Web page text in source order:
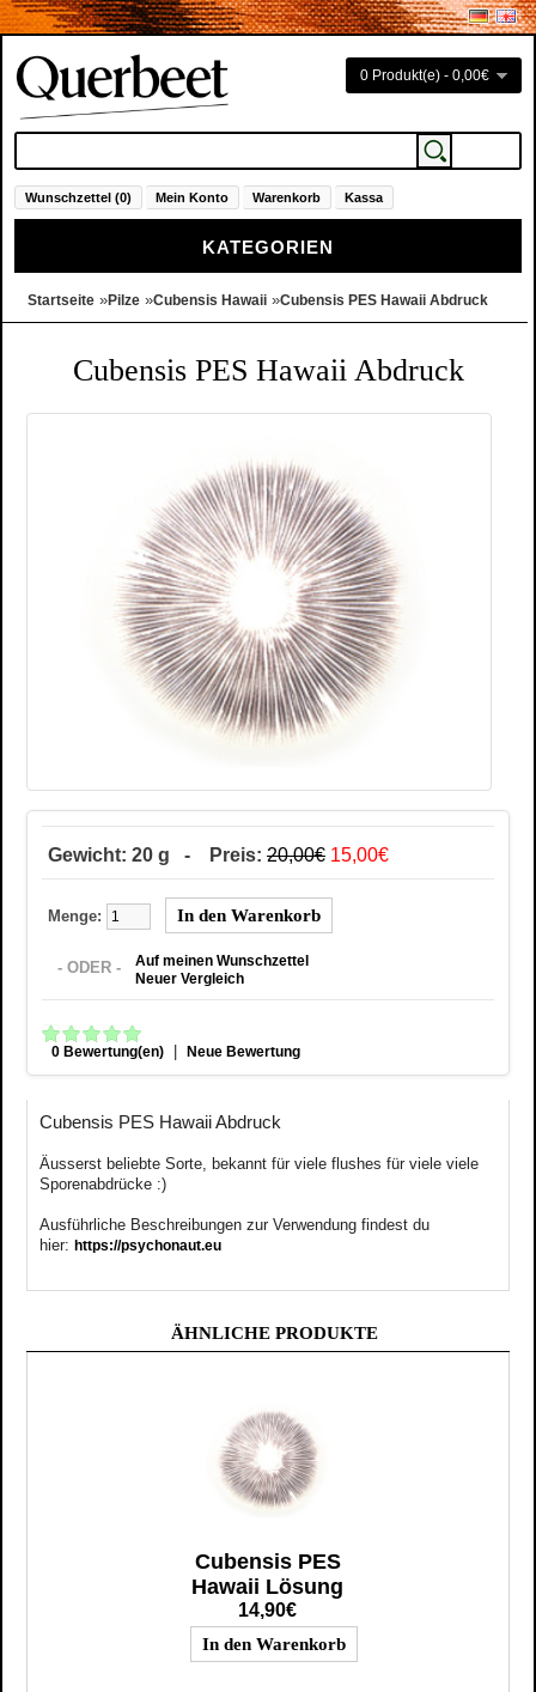
0 Produkt(e) - 0,00€
Wunschzettel (0) Mein Konto Warenkorb Kassa
KATEGORIEN
Startseite »Pilze »Cubensis Hawaii »Cubensis PES Hawaii Abdruck
Cubensis PES Hawaii Abdruck
Gewicht: 20 g - Preis: 20,00€ 15,00€
Menge:
- ODER -
Auf meinen Wunschzettel
Neuer Vergleich
0 Bewertung(en) | Neue Bewertung
Cubensis PES Hawaii Abdruck
Äusserst beliebte Sorte, bekannt für viele flushes für viele viele
Sporenabdrücke :)
Ausführliche Beschreibungen zur Verwendung findest du
hier: https://psychonaut.eu
ÄHNLICHE PRODUKTE
Cubensis PES
Hawaii Lösung
14,90€